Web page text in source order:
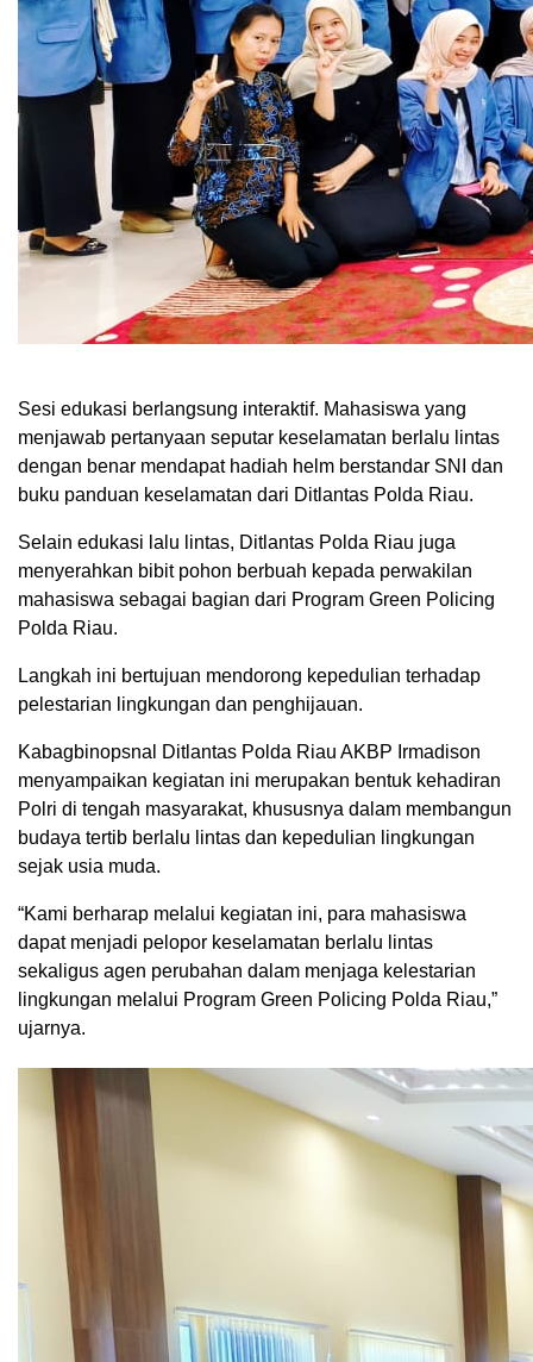
Sesi edukasi berlangsung interaktif. Mahasiswa yang
menjawab pertanyaan seputar keselamatan berlalu lintas
dengan benar mendapat hadiah helm berstandar SNI dan
buku panduan keselamatan dari Ditlantas Polda Riau.
Selain edukasi lalu lintas, Ditlantas Polda Riau juga
menyerahkan bibit pohon berbuah kepada perwakilan
mahasiswa sebagai bagian dari Program Green Policing
Polda Riau.
Langkah ini bertujuan mendorong kepedulian terhadap
pelestarian lingkungan dan penghijauan.
Kabagbinopsnal Ditlantas Polda Riau AKBP Irmadison
menyampaikan kegiatan ini merupakan bentuk kehadiran
Polri di tengah masyarakat, khususnya dalam membangun
budaya tertib berlalu lintas dan kepedulian lingkungan
sejak usia muda.
“Kami berharap melalui kegiatan ini, para mahasiswa
dapat menjadi pelopor keselamatan berlalu lintas
sekaligus agen perubahan dalam menjaga kelestarian
lingkungan melalui Program Green Policing Polda Riau,”
ujarnya.